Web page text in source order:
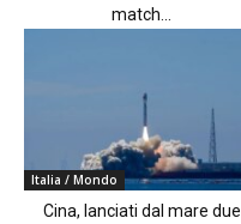
match...
Italia / Mondo
Cina, lanciati dal mare due